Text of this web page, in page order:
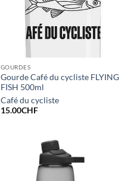
GOURDES
Gourde Café du cycliste FLYING
FISH 500ml
Café du cycliste
15.00CHF